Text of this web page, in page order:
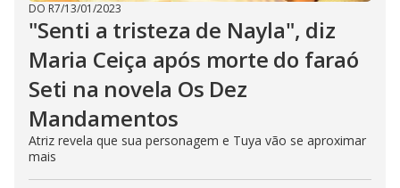
DO R7/13/01/2023
"Senti a tristeza de Nayla", diz
Maria Ceiça após morte do faraó
Seti na novela Os Dez
Mandamentos
Atriz revela que sua personagem e Tuya vão se aproximar
mais